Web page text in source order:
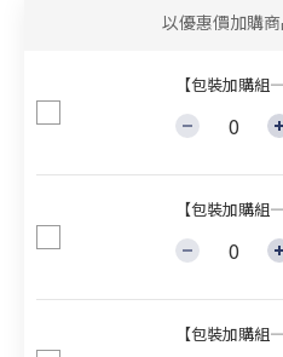
以優惠價加購
【包裝加購組
【包裝加購組
【包裝加購組